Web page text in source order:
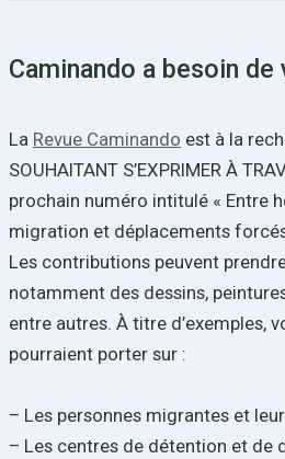
Caminando a besoin
La Revue Caminando est à la
SOUHAITANT S’EXPRIMER À
prochain numéro intitulé « Entre
migration et déplacements
Les contributions peuvent
notamment des dessins,
entre autres. À titre d’exemples,
pourraient porter sur :
– Les personnes migrantes et
– Les centres de détention et de